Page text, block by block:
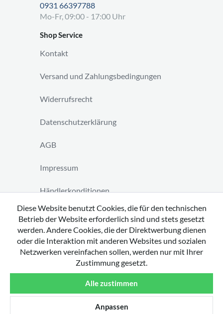
0931 66397788
Mo-Fr, 09:00 - 17:00 Uhr
Shop Service
Kontakt
Versand und Zahlungsbedingungen
Widerrufsrecht
Datenschutzerklärung
AGB
Impressum
Händlerkonditionen
Vertrag widerrufen
Diese Website benutzt Cookies, die für den technischen
Betrieb der Website erforderlich sind und stets gesetzt
werden. Andere Cookies, die der Direktwerbung dienen
oder die Interaktion mit anderen Websites und sozialen
Netzwerken vereinfachen sollen, werden nur mit Ihrer
Zustimmung gesetzt.